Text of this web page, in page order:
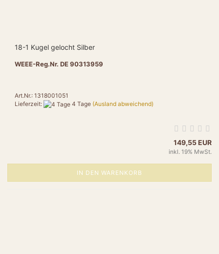
18-1 Kugel gelocht Silber
WEEE-Reg.Nr. DE 90313959
Art.Nr.: 1318001051
Lieferzeit:
4 Tage (Ausland abweichend)
149,55 EUR
inkl. 19% MwSt.
IN DEN WARENKORB